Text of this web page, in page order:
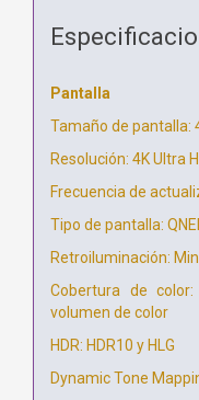
Pantalla
Tamaño de pantalla:
Resolución: 4K Ultra
Frecuencia de
Tipo de pantalla:
Retroiluminación:
Cobertura de color:
volumen de color
HDR: HDR10 y HLG
Dynamic Tone